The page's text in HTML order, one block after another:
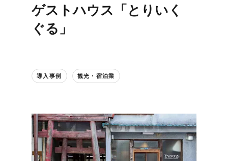
ゲストハウス「とりいく​
ぐる」
導入事例 観光・宿泊業